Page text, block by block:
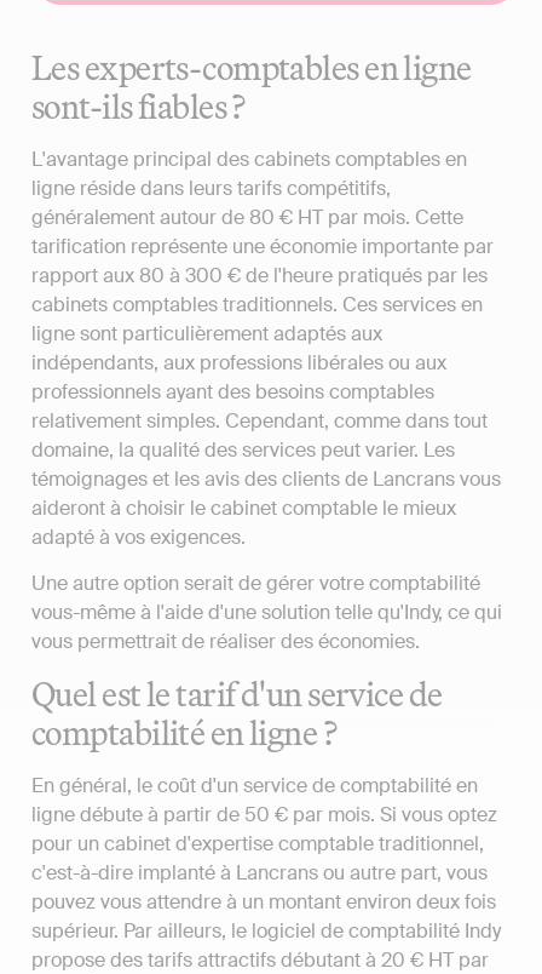
Les experts-comptables en ligne
sont-ils fiables ?
L'avantage principal des cabinets comptables en
ligne réside dans leurs tarifs compétitifs,
généralement autour de 80 € HT par mois. Cette
tarification représente une économie importante par
rapport aux 80 à 300 € de l'heure pratiqués par les
cabinets comptables traditionnels. Ces services en
ligne sont particulièrement adaptés aux
indépendants, aux professions libérales ou aux
professionnels ayant des besoins comptables
relativement simples. Cependant, comme dans tout
domaine, la qualité des services peut varier. Les
témoignages et les avis des clients de Lancrans vous
aideront à choisir le cabinet comptable le mieux
adapté à vos exigences.
Une autre option serait de gérer votre comptabilité
vous-même à l'aide d'une solution telle qu'Indy, ce qui
vous permettrait de réaliser des économies.
Quel est le tarif d'un service de
comptabilité en ligne ?
En général, le coût d'un service de comptabilité en
ligne débute à partir de 50 € par mois. Si vous optez
pour un cabinet d'expertise comptable traditionnel,
c'est-à-dire implanté à Lancrans ou autre part, vous
pouvez vous attendre à un montant environ deux fois
supérieur. Par ailleurs, le logiciel de comptabilité Indy
propose des tarifs attractifs débutant à 20 € HT par